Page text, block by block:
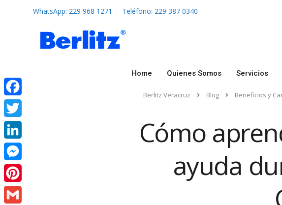
WhatsApp: 229 968 1271 Teléfono: 229 387 0340
Home Quienes Somos Servicios
Berlitz Veracruz Blog Beneficios y
Cómo
ayuda
Facebook
Twitter
LinkedIn
Messenger
Pinterest